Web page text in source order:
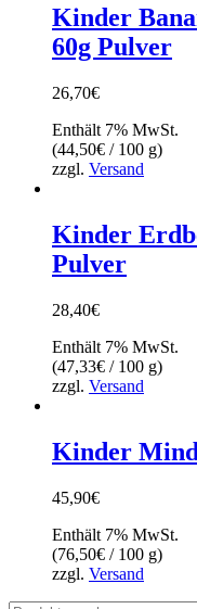
Kinder
60g Pulver
26,70€
Enthält 7% MwSt.
(44,50€ / 100 g)
zzgl. Versand
Kinder
Pulver
28,40€
Enthält 7% MwSt.
(47,33€ / 100 g)
zzgl. Versand
Kinder
45,90€
Enthält 7% MwSt.
(76,50€ / 100 g)
zzgl. Versand